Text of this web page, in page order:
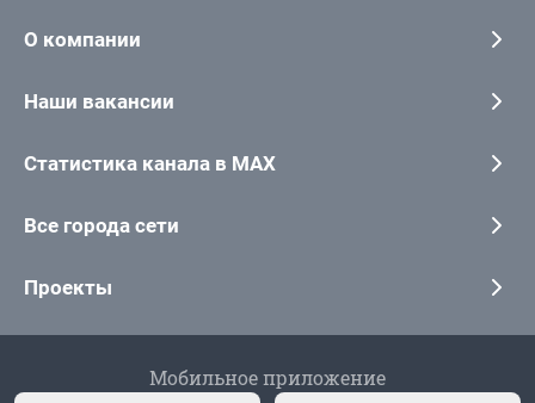
О компании
Наши вакансии
Статистика канала в MAX
Все города сети
Проекты
Мобильное приложение